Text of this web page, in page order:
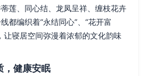
莲、同心结、龙凤呈祥、缠枝花卉
都编织着“永结同心”、“花开富
让寝居空间弥漫着浓郁的文化韵味
，健康安眠